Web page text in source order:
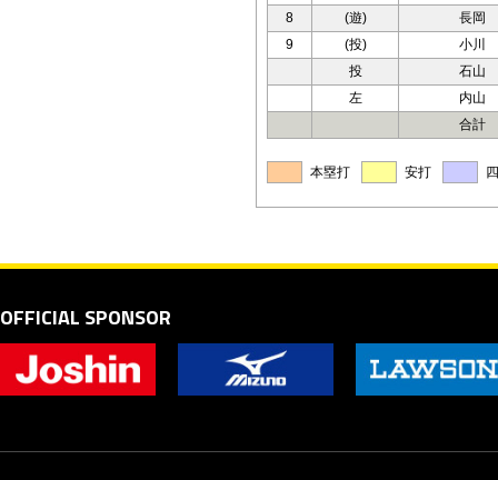
8
(遊)
長岡
9
(投)
小川
投
石山
左
内山
合計
本塁打 安打
OFFICIAL SPONSOR